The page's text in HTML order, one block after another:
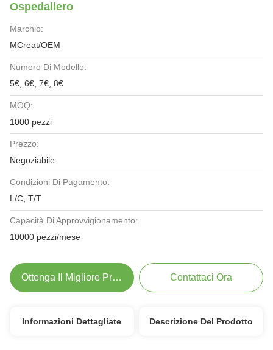
Ospedaliero
Marchio:
MCreat/OEM
Numero Di Modello:
5€, 6€, 7€, 8€
MOQ:
1000 pezzi
Prezzo:
Negoziabile
Condizioni Di Pagamento:
L/C, T/T
Capacità Di Approvvigionamento:
10000 pezzi/mese
Ottenga Il Migliore Prezzo Contattaci Ora
Informazioni Dettagliate Descrizione Del Prodotto